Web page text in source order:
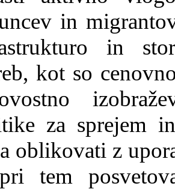
in
in
kot so
za sprejem
oblikovati z
tem